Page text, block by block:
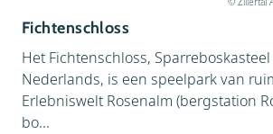
Fichtenschloss
Het Fichtenschloss,
Nederlands, is een speelpark van
Erlebniswelt Rosenalm (bergstation
bo...